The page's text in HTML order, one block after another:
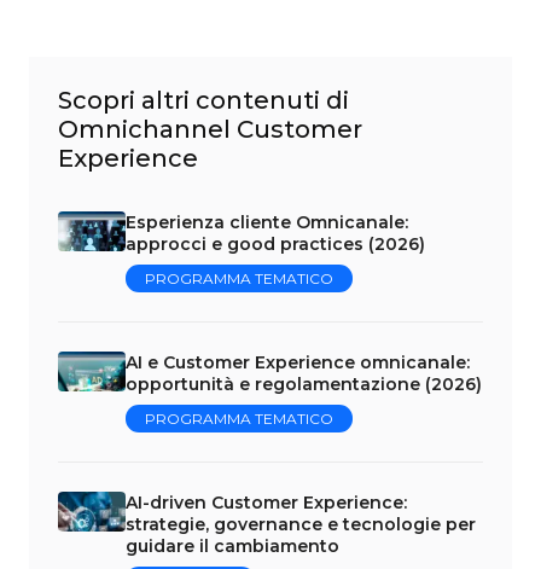
Scopri altri contenuti di
Omnichannel Customer
Experience
Esperienza cliente Omnicanale:
approcci e good practices (2026)
PROGRAMMA TEMATICO
AI e Customer Experience omnicanale:
opportunità e regolamentazione (2026)
PROGRAMMA TEMATICO
AI-driven Customer Experience:
strategie, governance e tecnologie per
guidare il cambiamento